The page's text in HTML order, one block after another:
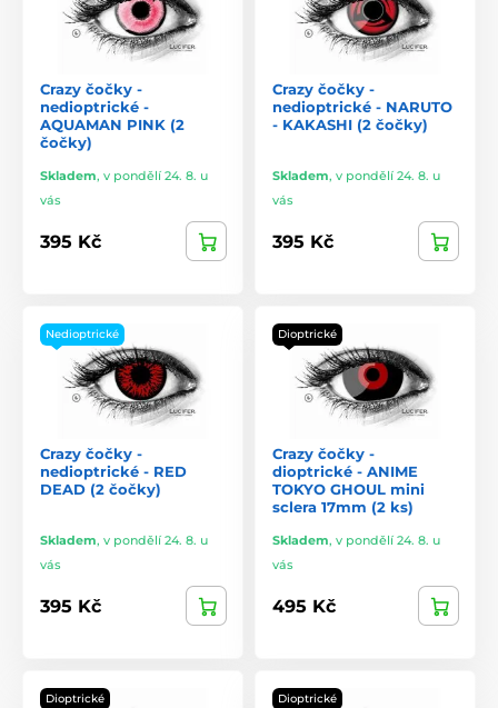
Crazy čočky -
nedioptrické -
AQUAMAN PINK (2
čočky)
Skladem, v pondělí 24. 8. u
vás
395 Kč
Crazy čočky -
nedioptrické - NARUTO
- KAKASHI (2 čočky)
Skladem, v pondělí 24. 8. u
vás
395 Kč
Nedioptrické
Crazy čočky -
nedioptrické - RED
DEAD (2 čočky)
Skladem, v pondělí 24. 8. u
vás
395 Kč
Dioptrické
Crazy čočky -
dioptrické - ANIME
TOKYO GHOUL mini
sclera 17mm (2 ks)
Skladem, v pondělí 24. 8. u
vás
495 Kč
Dioptrické Dioptrické